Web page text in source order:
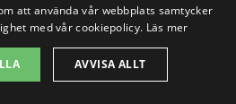
takläggning i
att använda vår webbplats samtycker
med vår cookiepolicy. Läs mer
AVVISA ALLT